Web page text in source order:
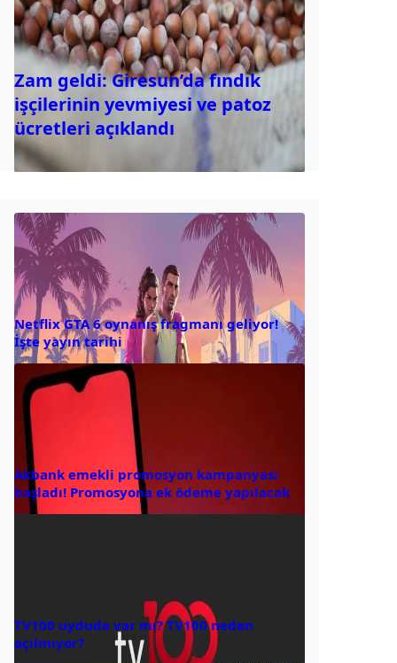
Zam geldi: Giresun’da fındık
işçilerinin yevmiyesi ve patoz
ücretleri açıklandı
Netflix GTA 6 oynanış fragmanı geliyor!
İşte yayın tarihi
Akbank emekli promosyon kampanyası
başladı! Promosyona ek ödeme yapılacak
TV100 uyduda var mı? TV100 neden
açılmıyor?